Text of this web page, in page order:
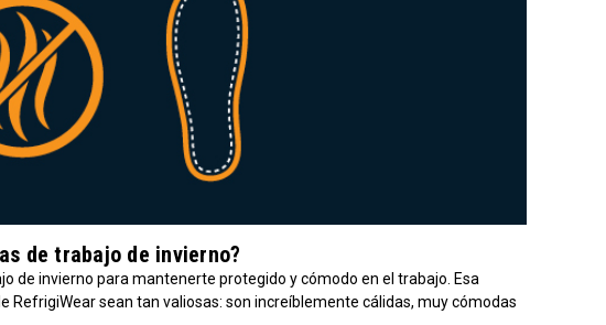
de trabajo de invierno?
de invierno para mantenerte protegido y cómodo en el trabajo. Esa
sean tan valiosas: son increíblemente cálidas, muy cómodas